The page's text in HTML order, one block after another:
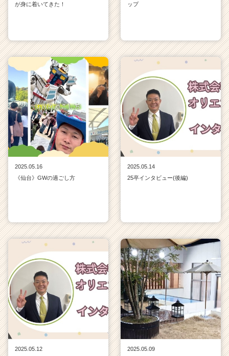
が身に着いてきた！ ップ
2025.05.16
《仙台》GWの過ごし方
2025.05.14
25卒インタビュー(後編)
2025.05.12
2025.05.09